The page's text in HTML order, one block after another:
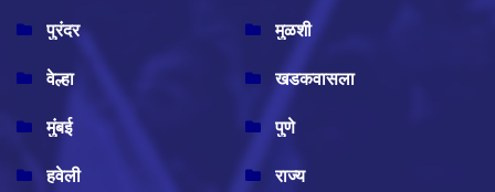
पुरंदर
मुळशी
वेल्हा
खडकवासला
मुंबई
पुणे
हवेली
राज्य